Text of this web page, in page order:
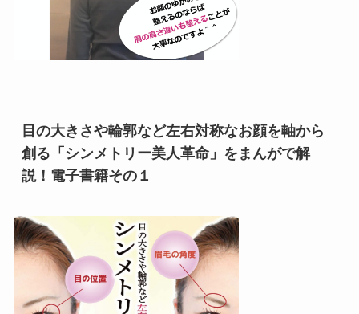
目の大きさや輪郭など左右対称なお顔を軸から
創る「シンメトリー美人革命」をまんがで解
説！電子書籍その１